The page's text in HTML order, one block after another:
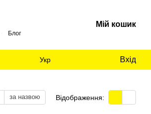
Блог
Мій кошик
Укр Вхід
за назвою Відображення: